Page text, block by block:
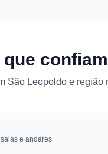
São Leopoldo e região
e andares